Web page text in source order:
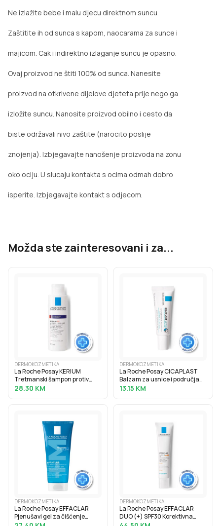
Ne izlažite bebe i malu djecu direktnom suncu.
Zaštitite ih od sunca s kapom, naocarama za sunce i
majicom. Cak i indirektno izlaganje suncu je opasno.
Ovaj proizvod ne štiti 100% od sunca. Nanesite
proizvod na otkrivene dijelove djeteta prije nego ga
izložite suncu. Nanosite proizvod obilno i cesto da
biste održavali nivo zaštite (narocito poslije
znojenja). Izbjegavajte nanošenje proizvoda na zonu
oko ociju. U slucaju kontakta s ocima odmah dobro
isperite. Izbjegavajte kontakt s odjecom.
Možda ste zainteresovani i za...
DERMOKOZMETIKA
La Roche Posay KERIUM
Tretmanski šampon protiv
prhuti i svrbeža, 125 ml
28.30 KM
DERMOKOZMETIKA
La Roche Posay CICAPLAST
Balzam za usnice i područja
oko usana sa suhom,
13.15 KM
DERMOKOZMETIKA
La Roche Posay EFFACLAR
Pjenušavi gel za čišćenje
masne, osjetljive kože sklone
DERMOKOZMETIKA
La Roche Posay EFFACLAR
DUO (+) SPF30 Korektivna
njega protiv nepravilnosti